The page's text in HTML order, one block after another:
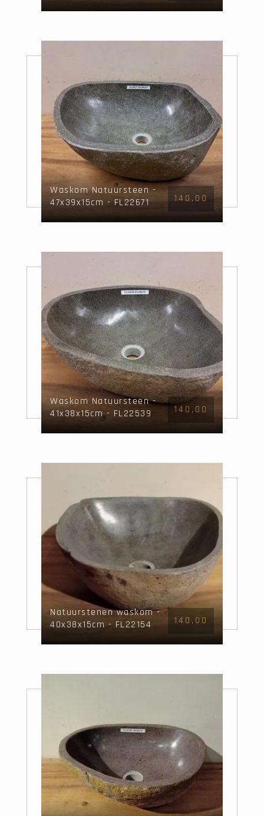
Waskom Natuursteen -
47x39x15cm - FL22671
140,00
Waskom Natuursteen -
41x38x15cm - FL22539
140,00
Natuurstenen waskom -
40x38x15cm - FL22154
140,00